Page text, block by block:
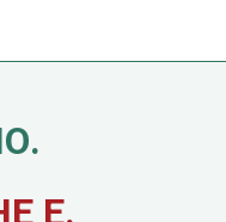
Е.